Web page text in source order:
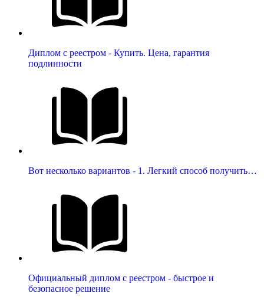
Диплом с реестром - Купить. Цена, гарантия
подлинности
Вот несколько вариантов - 1. Легкий способ получить…
Официальный диплом с реестром - быстрое и
безопасное решение